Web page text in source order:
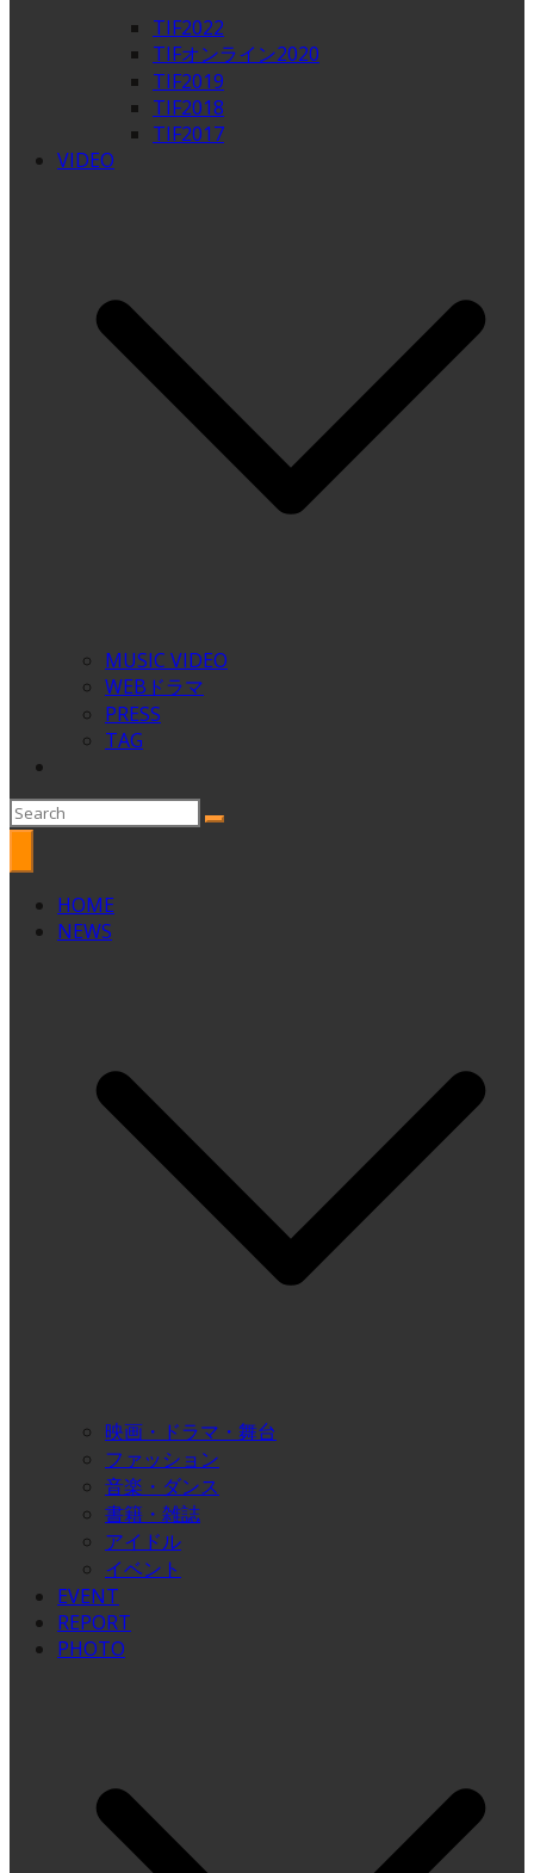
TIF2022
TIFオンライン2020
TIF2019
TIF2018
TIF2017
VIDEO
MUSIC VIDEO
WEBドラマ
PRESS
TAG
HOME
NEWS
映画・ドラマ・舞台
ファッション
音楽・ダンス
書籍・雑誌
アイドル
イベント
EVENT
REPORT
PHOTO